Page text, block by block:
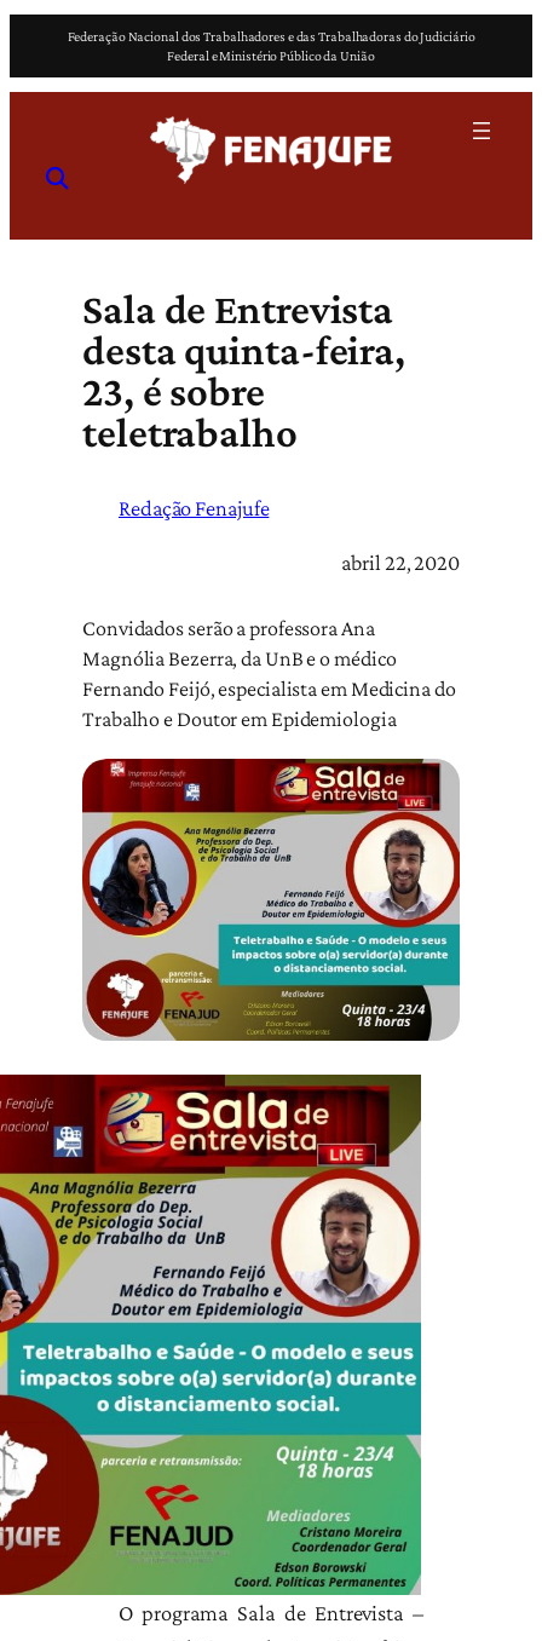
o
Federação Nacional dos Trabalhadores e das Trabalhadoras do Judiciário
Federal e Ministério Público da União
Sala de Entrevista
desta quinta-feira,
23, é sobre
teletrabalho
Redação Fenajufe
abril 22, 2020
Convidados serão a professora Ana
Magnólia Bezerra, da UnB e o médico
Fernando Feijó, especialista em Medicina do
Trabalho e Doutor em Epidemiologia
O programa Sala de Entrevista –